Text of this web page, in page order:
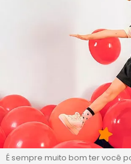
É sempre muito bom ter você